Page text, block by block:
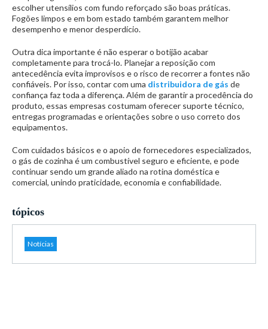
escolher utensílios com fundo reforçado são boas práticas.
Fogões limpos e em bom estado também garantem melhor
desempenho e menor desperdício.
Outra dica importante é não esperar o botijão acabar
completamente para trocá-lo. Planejar a reposição com
antecedência evita improvisos e o risco de recorrer a fontes não
confiáveis. Por isso, contar com uma distribuidora de gás de
confiança faz toda a diferença. Além de garantir a procedência do
produto, essas empresas costumam oferecer suporte técnico,
entregas programadas e orientações sobre o uso correto dos
equipamentos.
Com cuidados básicos e o apoio de fornecedores especializados,
o gás de cozinha é um combustível seguro e eficiente, e pode
continuar sendo um grande aliado na rotina doméstica e
comercial, unindo praticidade, economia e confiabilidade.
tópicos
Notícias